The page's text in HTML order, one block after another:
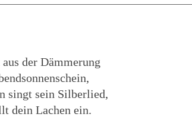
der Dämmerung
singt sein Silberlied,
dein Lachen ein.